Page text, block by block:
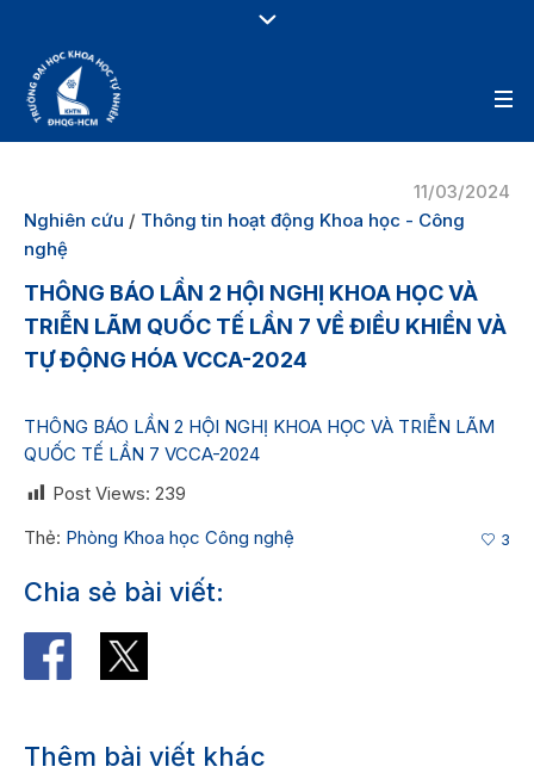
11/03/2024
Nghiên cứu / Thông tin hoạt động Khoa học - Công
nghệ
THÔNG BÁO LẦN 2 HỘI NGHỊ KHOA HỌC VÀ
TRIỄN LÃM QUỐC TẾ LẦN 7 VỀ ĐIỀU KHIỂN VÀ
TỰ ĐỘNG HÓA VCCA-2024
THÔNG BÁO LẦN 2 HỘI NGHỊ KHOA HỌC VÀ TRIỄN LÃM
QUỐC TẾ LẦN 7 VCCA-2024
Post Views: 239
Thẻ: Phòng Khoa học Công nghệ 3
Chia sẻ bài viết:
Thêm bài viết khác